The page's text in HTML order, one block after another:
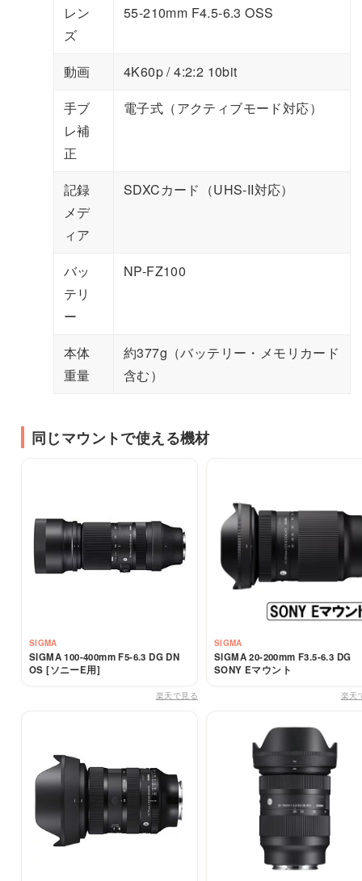
レン
ズ
55-210mm F4.5-6.3 OSS
動画
4K60p / 4:2:2 10bit
手ブ
レ補
正
電子式（アクティブモード対応）
記録
メデ
ィア
SDXCカード（UHS-II対応）
バッ
テリ
ー
NP-FZ100
本体
重量
約377g（バッテリー・メモリカード
含む）
同じマウントで使える機材
SIGMA
SIGMA 100-400mm F5-6.3 DG DN
OS [ソニーE用]
楽天で見る
SIGMA
SIGMA 20-200mm F3.5-6.3 DG
SONY Eマウント
楽天